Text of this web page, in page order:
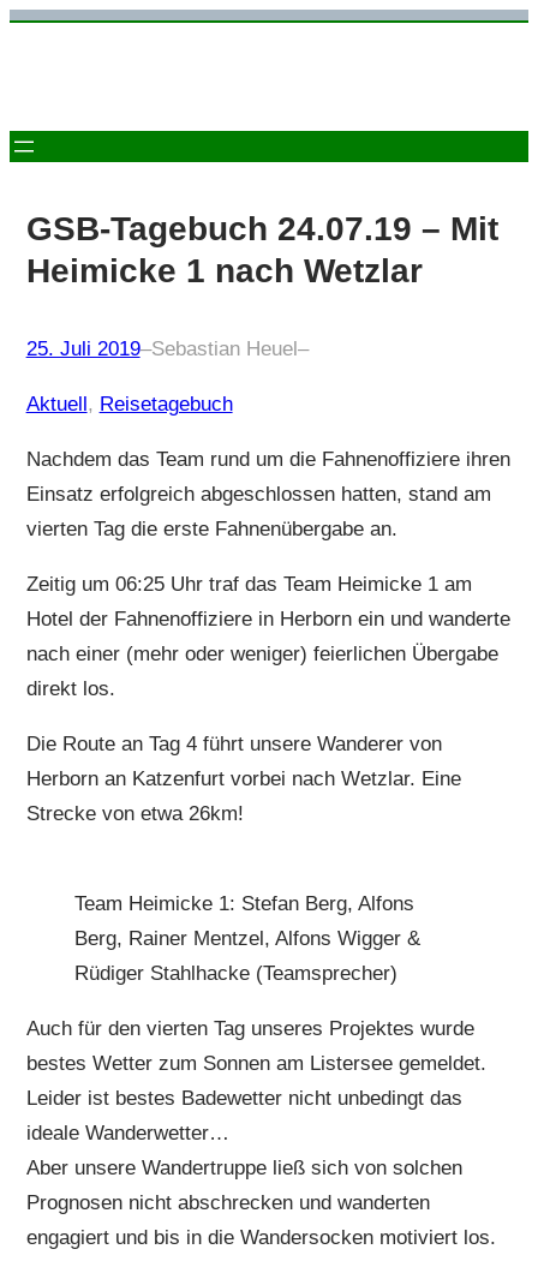
Zum
GSB-Tagebuch 24.07.19 – Mit
Heimicke 1 nach Wetzlar
25. Juli 2019–Sebastian Heuel–
Aktuell, Reisetagebuch
Nachdem das Team rund um die Fahnenoffiziere ihren
Einsatz erfolgreich abgeschlossen hatten, stand am
vierten Tag die erste Fahnenübergabe an.
Zeitig um 06:25 Uhr traf das Team Heimicke 1 am
Hotel der Fahnenoffiziere in Herborn ein und wanderte
nach einer (mehr oder weniger) feierlichen Übergabe
direkt los.
Die Route an Tag 4 führt unsere Wanderer von
Herborn an Katzenfurt vorbei nach Wetzlar. Eine
Strecke von etwa 26km!
Team Heimicke 1: Stefan Berg, Alfons
Berg, Rainer Mentzel, Alfons Wigger &
Rüdiger Stahlhacke (Teamsprecher)
Auch für den vierten Tag unseres Projektes wurde
bestes Wetter zum Sonnen am Listersee gemeldet.
Leider ist bestes Badewetter nicht unbedingt das
ideale Wanderwetter…
Aber unsere Wandertruppe ließ sich von solchen
Prognosen nicht abschrecken und wanderten
engagiert und bis in die Wandersocken motiviert los.